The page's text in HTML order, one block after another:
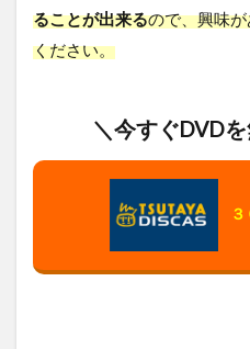
ることが出来るので、興味
ください。
＼今すぐDVD